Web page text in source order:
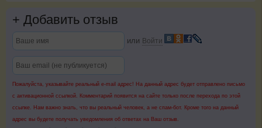
+ Добавить отзыв
или Войти
Пожалуйста, указывайте реальный e-mail адрес! На данный адрес будет отправлено письмо
с активационной ссылкой. Комментарий появится на сайте только после перехода по этой
ссылке. Нам важно знать, что вы реальный человек, а не спам-бот. Кроме того на данный
адрес вы будете получать уведомления об ответах на Ваш отзыв.